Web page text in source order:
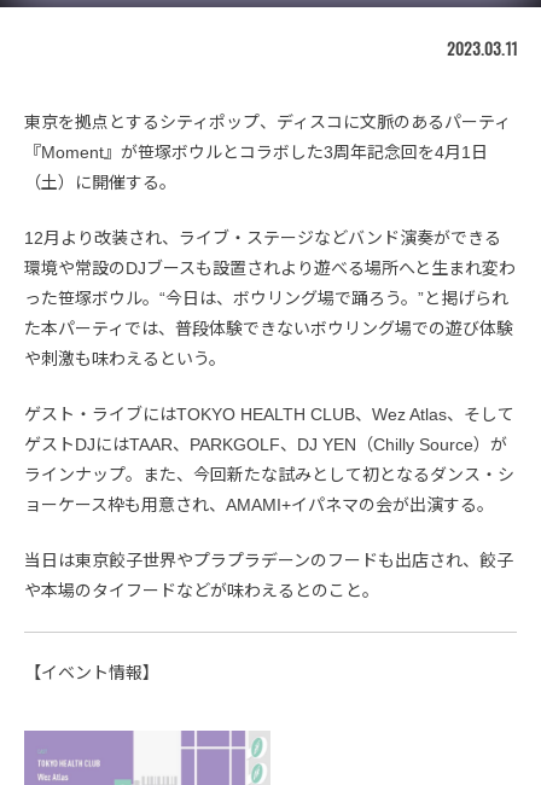
2023.03.11
東京を拠点とするシティポップ、ディスコに文脈のあるパーティ
『Moment』が笹塚ボウルとコラボした3周年記念回を4月1日
（土）に開催する。
12月より改装され、ライブ・ステージなどバンド演奏ができる
環境や常設のDJブースも設置されより遊べる場所へと生まれ変わ
った笹塚ボウル。“今日は、ボウリング場で踊ろう。”と掲げられ
た本パーティでは、普段体験できないボウリング場での遊び体験
や刺激も味わえるという。
ゲスト・ライブにはTOKYO HEALTH CLUB、Wez Atlas、そして
ゲストDJにはTAAR、PARKGOLF、DJ YEN（Chilly Source）が
ラインナップ。また、今回新たな試みとして初となるダンス・シ
ョーケース枠も用意され、AMAMI+イパネマの会が出演する。
当日は東京餃子世界やプラプラデーンのフードも出店され、餃子
や本場のタイフードなどが味わえるとのこと。
【イベント情報】